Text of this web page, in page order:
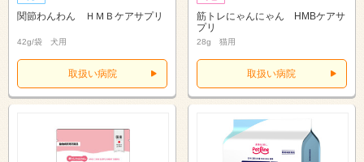
関節わんわん ＨＭＢケアサプリ
42g/袋 犬用
取扱い病院
筋トレにゃんにゃん HMBケアサ
プリ
28g 猫用
取扱い病院